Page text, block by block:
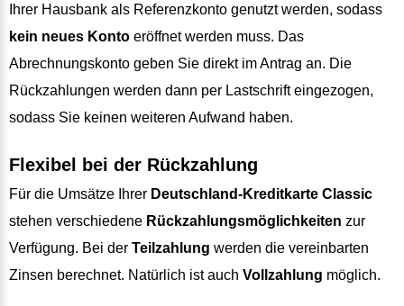
Ihrer Hausbank als Referenzkonto genutzt werden, sodass
kein neues Konto eröffnet werden muss. Das
Abrechnungskonto geben Sie direkt im Antrag an. Die
Rückzahlungen werden dann per Lastschrift eingezogen,
sodass Sie keinen weiteren Aufwand haben.
Flexibel bei der Rückzahlung
Für die Umsätze Ihrer Deutschland-Kreditkarte Classic
stehen verschiedene Rückzahlungsmöglichkeiten zur
Verfügung. Bei der Teilzahlung werden die vereinbarten
Zinsen berechnet. Natürlich ist auch Vollzahlung möglich.